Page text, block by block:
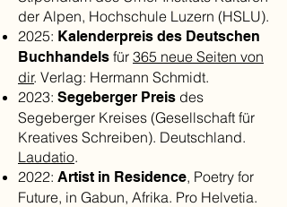
der Alpen, Hochschule Luzern (HSLU).
2025: Kalenderpreis des Deutschen
Buchhandels für 365 neue Seiten von
dir. Verlag: Hermann Schmidt.
2023: Segeberger Preis des
Segeberger Kreises (Gesellschaft für
Kreatives Schreiben). Deutschland.
Laudatio.
2022: Artist in Residence, Poetry for
Future, in Gabun, Afrika. Pro Helvetia.